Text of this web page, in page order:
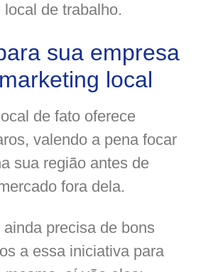
de trabalho.
sua empresa
local
de fato oferece
valendo a pena focar
sua região antes de
fora dela.
precisa de bons
a essa iniciativa para